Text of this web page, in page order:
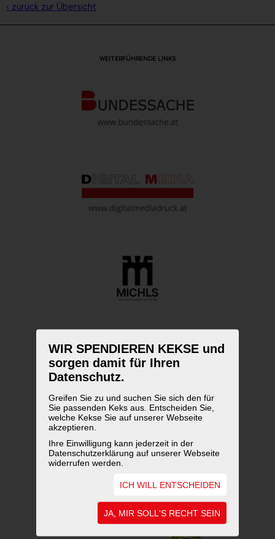
WIR SPENDIEREN KEKSE und
sorgen damit für Ihren
Datenschutz.
Greifen Sie zu und suchen Sie sich den für
Sie passenden Keks aus. Entscheiden Sie,
welche Kekse Sie auf unserer Webseite
akzeptieren.
Ihre Einwilligung kann jederzeit in der
Datenschutzerklärung auf unserer Webseite
widerrufen werden.
ICH WILL ENTSCHEIDEN
JA, MIR SOLL'S RECHT SEIN
‹ zurück zur Übersicht
WEITERFÜHRENDE LINKS
UNSERE AUSZEICHNUNGEN